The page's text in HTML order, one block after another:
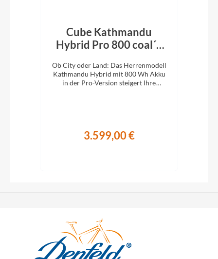
Cube Kathmandu
Hybrid Pro 800 coal´n
Ob City oder Land: Das Herrenmodell
Kathmandu Hybrid mit 800 Wh Akku
in der Pro-Version steigert Ihre
3.599,00 €